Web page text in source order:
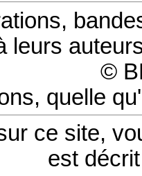
leurs
©
quelle
ce site,
est